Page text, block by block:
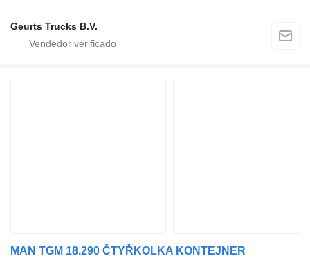
Geurts Trucks B.V.
MAN TGM 18.290 ČTYŘKOLKA KONTEJNER